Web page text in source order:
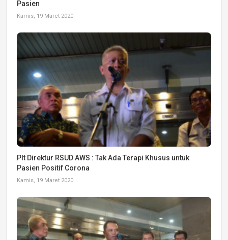
Pasien
Kamis, 19 Maret 2020
Plt Direktur RSUD AWS : Tak Ada Terapi Khusus untuk
Pasien Positif Corona
Kamis, 19 Maret 2020